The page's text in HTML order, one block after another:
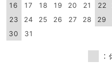
16
17 18 19 20 21
22
23
24 25 26 27 28
29
30
31